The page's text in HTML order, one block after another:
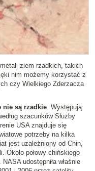
ziem rzadkich, takich
nim możemy korzystać z
czy Wielkiego Zderzacza
nie są rzadkie. Występują
szacunków Służby
USA znajduje się
potrzeby na kilka
jest uzależniony od Chin,
Około połowy chińskiego
. NASA udostępniła właśnie